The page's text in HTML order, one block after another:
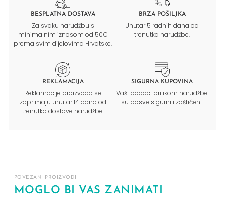
BESPLATNA DOSTAVA
Za svaku narudžbu s
minimalnim iznosom od 50€
prema svim dijelovima Hrvatske.
BRZA POŠILJKA
Unutar 5 radnih dana od
trenutka narudžbe.
REKLAMACIJA
Reklamacije proizvoda se
zaprimaju unutar 14 dana od
trenutka dostave narudžbe.
SIGURNA KUPOVINA
Vaši podaci prilikom narudžbe
su posve sigurni i zaštićeni.
POVEZANI PROIZVODI
MOGLO BI VAS ZANIMATI